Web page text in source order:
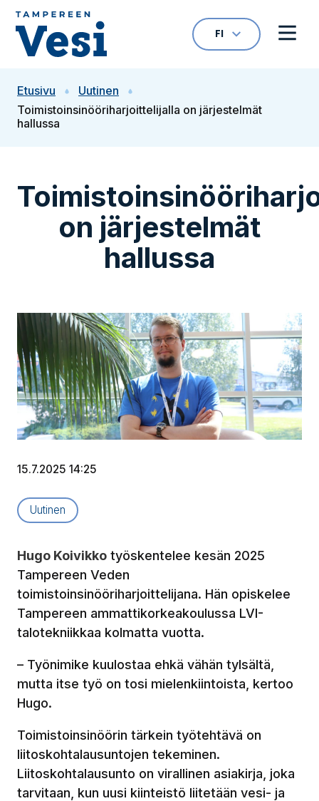
Siirry sisältöön
VALITTU KIELI:
FI
Avaa
Etusivu
Uutinen
Toimistoinsinööriharjoittelijalla on järjestelmät
hallussa
on järjestelmät
hallussa
15.7.2025 14:25
Artikkelityyppi:
Uutinen
Hugo Koivikko työskentelee kesän 2025
Tampereen Veden
toimistoinsinööriharjoittelijana. Hän opiskelee
Tampereen ammattikorkeakoulussa LVI-
talotekniikkaa kolmatta vuotta.
– Työnimike kuulostaa ehkä vähän tylsältä,
mutta itse työ on tosi mielenkiintoista, kertoo
Hugo.
Toimistoinsinöörin tärkein työtehtävä on
liitoskohtalausuntojen tekeminen.
Liitoskohtalausunto on virallinen asiakirja, joka
tarvitaan, kun uusi kiinteistö liitetään vesi- ja